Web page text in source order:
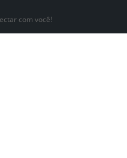
com você!